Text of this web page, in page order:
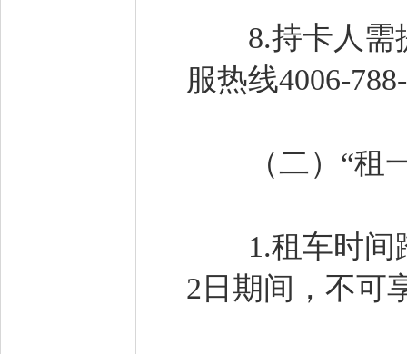
8.持卡人需提
服热线4006-
（二）“租一
1.租车时间跨
2日期间，不可